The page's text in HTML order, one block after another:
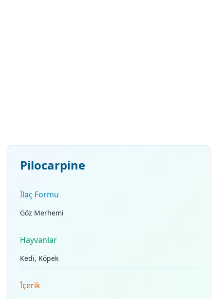
Pilocarpine
İlaç Formu
Göz Merhemi
Hayvanlar
Kedi, Köpek
İçerik